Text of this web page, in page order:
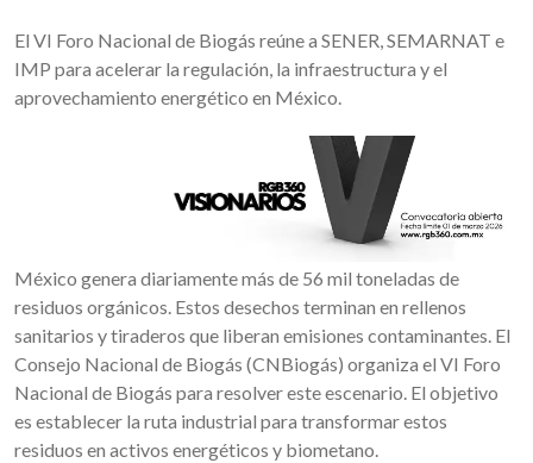
El VI Foro Nacional de Biogás reúne a SENER, SEMARNAT e
IMP para acelerar la regulación, la infraestructura y el
aprovechamiento energético en México.
México genera diariamente más de 56 mil toneladas de
residuos orgánicos. Estos desechos terminan en rellenos
sanitarios y tiraderos que liberan emisiones contaminantes. El
Consejo Nacional de Biogás (CNBiogás) organiza el VI Foro
Nacional de Biogás para resolver este escenario. El objetivo
es establecer la ruta industrial para transformar estos
residuos en activos energéticos y biometano.